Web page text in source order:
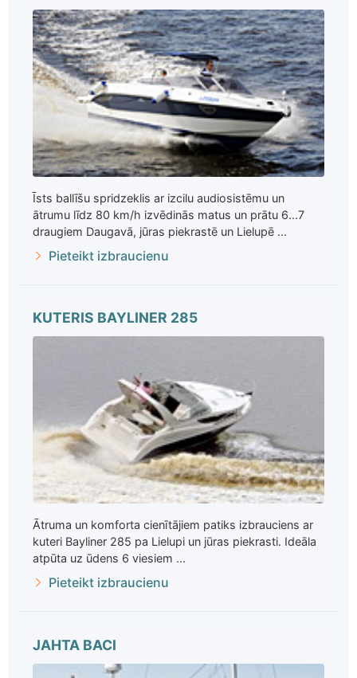
Īsts ballīšu spridzeklis ar izcilu audiosistēmu un
ātrumu līdz 80 km/h izvēdinās matus un prātu 6...7
draugiem Daugavā, jūras piekrastē un Lielupē ...
Pieteikt izbraucienu
KUTERIS BAYLINER 285
Ātruma un komforta cienītājiem patiks izbrauciens ar
kuteri Bayliner 285 pa Lielupi un jūras piekrasti. Ideāla
atpūta uz ūdens 6 viesiem ...
Pieteikt izbraucienu
JAHTA BACI